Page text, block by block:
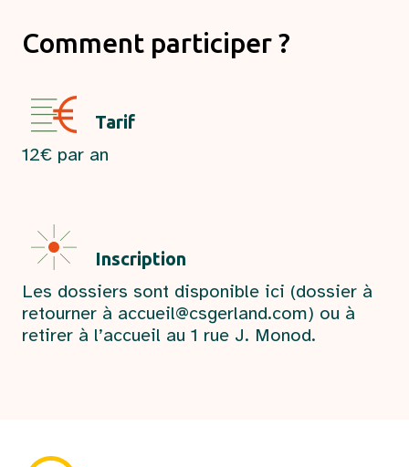
Comment participer ?
Tarif
12€ par an
Inscription
Les dossiers sont disponible ici (dossier à
retourner à accueil@csgerland.com) ou à
retirer à l’accueil au 1 rue J. Monod.